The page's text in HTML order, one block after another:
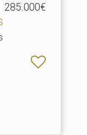
285.000€